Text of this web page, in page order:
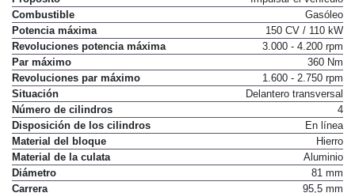
Propósito
Impulsar el vehículo
Combustible
Gasóleo
Potencia máxima
150 CV / 110 kW
Revoluciones potencia máxima
3.000 - 4.200 rpm
Par máximo
360 Nm
Revoluciones par máximo
1.600 - 2.750 rpm
Situación
Delantero transversal
Número de cilindros
4
Disposición de los cilindros
En línea
Material del bloque
Hierro
Material de la culata
Aluminio
Diámetro
81 mm